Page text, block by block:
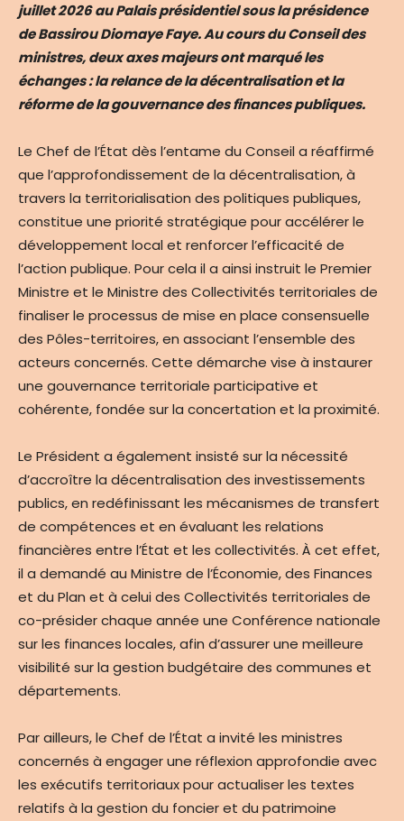
juillet 2026 au Palais présidentiel sous la présidence
de Bassirou Diomaye Faye. Au cours du Conseil des
ministres, deux axes majeurs ont marqué les
échanges : la relance de la décentralisation et la
réforme de la gouvernance des finances publiques.
Le Chef de l’État dès l’entame du Conseil a réaffirmé
que l’approfondissement de la décentralisation, à
travers la territorialisation des politiques publiques,
constitue une priorité stratégique pour accélérer le
développement local et renforcer l’efficacité de
l’action publique. Pour cela il a ainsi instruit le Premier
Ministre et le Ministre des Collectivités territoriales de
finaliser le processus de mise en place consensuelle
des Pôles-territoires, en associant l’ensemble des
acteurs concernés. Cette démarche vise à instaurer
une gouvernance territoriale participative et
cohérente, fondée sur la concertation et la proximité.
Le Président a également insisté sur la nécessité
d’accroître la décentralisation des investissements
publics, en redéfinissant les mécanismes de transfert
de compétences et en évaluant les relations
financières entre l’État et les collectivités. À cet effet,
il a demandé au Ministre de l’Économie, des Finances
et du Plan et à celui des Collectivités territoriales de
co-présider chaque année une Conférence nationale
sur les finances locales, afin d’assurer une meilleure
visibilité sur la gestion budgétaire des communes et
départements.
Par ailleurs, le Chef de l’État a invité les ministres
concernés à engager une réflexion approfondie avec
les exécutifs territoriaux pour actualiser les textes
relatifs à la gestion du foncier et du patrimoine